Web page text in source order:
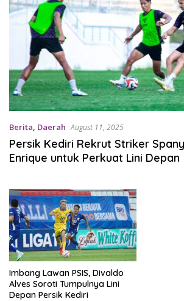
Berita, Daerah August 11, 2025
Persik Kediri Rekrut Striker
Enrique untuk Perkuat Lini Depan
Imbang Lawan PSIS, Divaldo
Alves Soroti Tumpulnya Lini
Depan Persik Kediri